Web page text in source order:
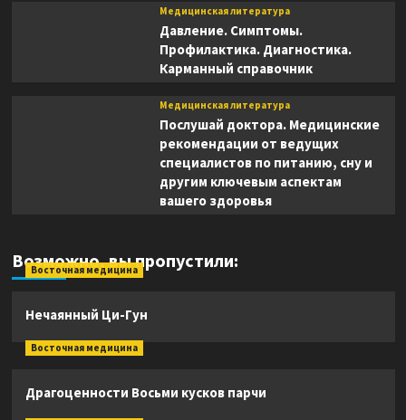
Медицинская литература
Давление. Симптомы.
Профилактика. Диагностика.
Карманный справочник
Медицинская литература
Послушай доктора. Медицинские
рекомендации от ведущих
специалистов по питанию, сну и
другим ключевым аспектам
вашего здоровья
Возможно, вы пропустили:
Восточная медицина
Нечаянный Ци-Гун
Восточная медицина
Драгоценности Восьми кусков парчи